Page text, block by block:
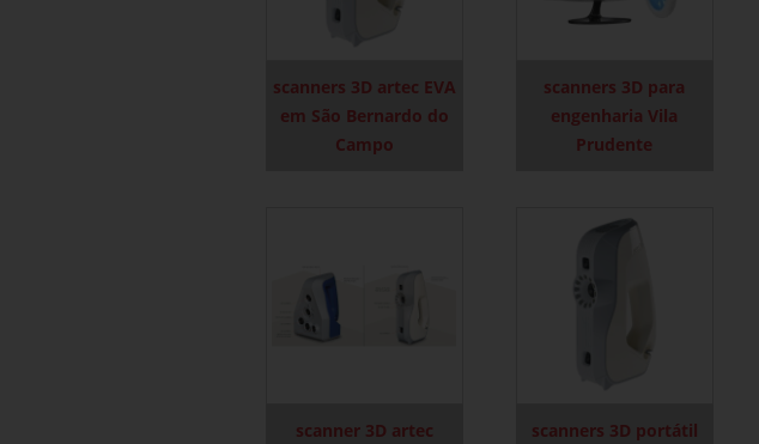
scanners 3D artec EVA
em São Bernardo do
Campo
scanners 3D para
engenharia Vila
Prudente
scanner 3D artec
scanners 3D portátil